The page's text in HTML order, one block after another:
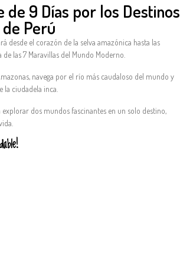
de 9 Días por los Destinos
Perú
desde el corazón de la selva amazónica hasta las
las 7 Maravillas del Mundo Moderno.
navega por el río más caudaloso del mundo y
ciudadela inca.
dos mundos fascinantes en un solo destino,